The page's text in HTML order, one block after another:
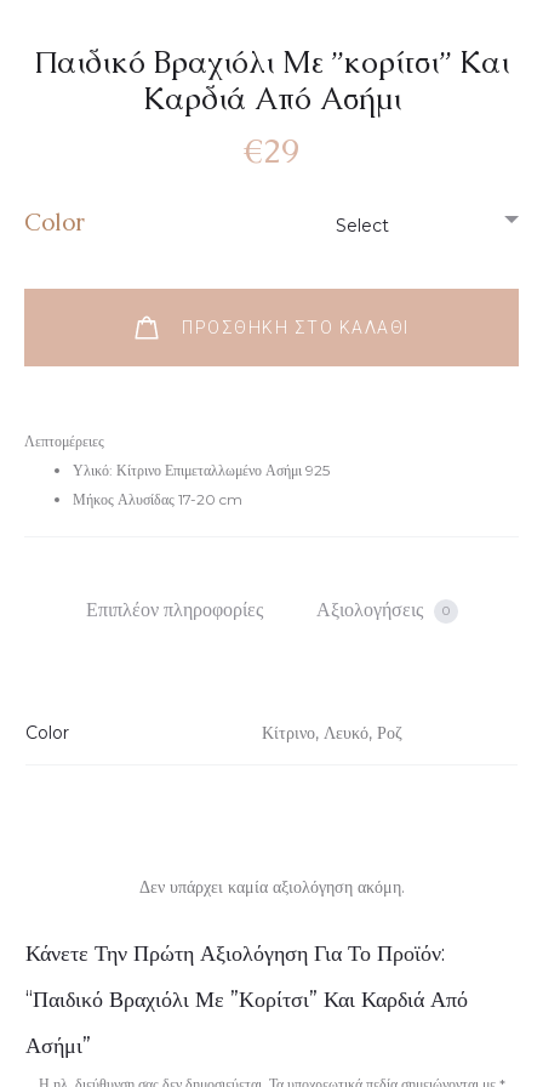
Παιδικό Βραχιόλι Με ”κορίτσι” Και
Καρδιά Από Ασήμι
Λεπτομέρειες
Υλικό: Κίτρινο Επιμεταλλωμένο Ασήμι 925
Μήκος Αλυσίδας 17-20 cm
€29
Color
ΠΡΟΣΘΉΚΗ ΣΤΟ ΚΑΛΆΘΙ
Επιπλέον πληροφορίες Αξιολογήσεις 0
Color Κίτρινο, Λευκό, Ροζ
Α
ξ
ι
Δεν υπάρχει καμία αξιολόγηση ακόμη.
Κάνετε Την Πρώτη Αξιολόγηση Για Το Προϊόν:
“Παιδικό Βραχιόλι Με ”κορίτσι” Και Καρδιά Από
Ασήμι”